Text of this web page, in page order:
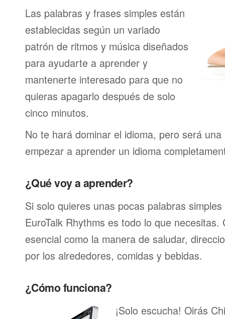
Las palabras y frases simples están
establecidas según un variado
patrón de ritmos y música diseñados
para ayudarte a aprender y
mantenerte interesado para que no
quieras apagarlo después de solo
cinco minutos.
No te hará dominar el idioma, pero será
empezar a aprender un idioma
¿Qué voy a aprender?
Si solo quieres unas pocas palabras
EuroTalk Rhythms es todo lo que
esencial como la manera de saludar,
por los alrededores, comidas y bebidas.
¿Cómo funciona?
¡Solo escucha! Oirás